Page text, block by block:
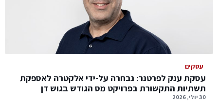
עסקים
עסקת ענק לפרטנר: נבחרה על-ידי אלקטרה לאספקת
תשתיות התקשורת בפרויקט מס הגודש בגוש דן
30 יולי, 2026